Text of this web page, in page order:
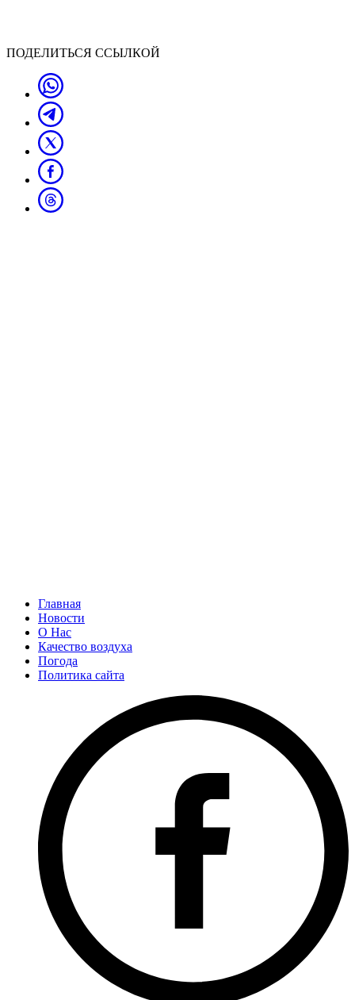
ПОДЕЛИТЬСЯ ССЫЛКОЙ
Главная
Новости
О Нас
Качество воздуха
Погода
Политика сайта